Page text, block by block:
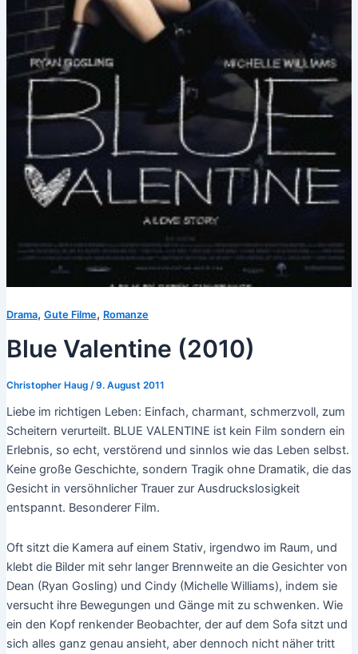
Drama, Gute Filme, Romanze
Blue Valentine (2010)
Christopher Haug /9. August 2011
Liebe im richtigen Leben: Einfach, charmant, schmerzvoll, zum
Scheitern verurteilt. BLUE VALENTINE ist kein Film sondern ein
Erlebnis, so echt, verstörend und sinnlos wie das Leben selbst.
Keine große Geschichte, sondern Tragik ohne Dramatik, die das
Gesicht in versöhnlicher Trauer zur Ausdruckslosigkeit
entspannt. Besonderer Film.
Oft sitzt die Kamera auf einem Stativ, irgendwo im Raum, und
klebt die Bilder mit sehr langer Brennweite an die Gesichter von
Dean (Ryan Gosling) und Cindy (Michelle Williams), indem sie
versucht ihre Bewegungen und Gänge mit zu schwenken. Wie
ein den Kopf renkender Beobachter, der auf dem Sofa sitzt und
sich alles ganz genau ansieht, aber dennoch nicht näher tritt